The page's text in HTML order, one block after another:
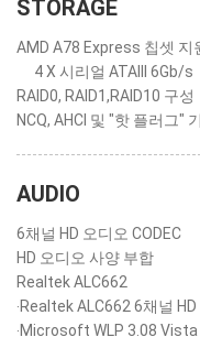
STORAGE
AMD A78 Express 칩셋 지
4 X 시리얼 ATAIII 6Gb/s
RAID0, RAID1,RAID10 구성
NCQ, AHCI 및 "핫 플러그"
AUDIO
6채널 HD 오디오 CODEC
HD 오디오 사양 부합
Realtek ALC662
‧Realtek ALC662 6채널
‧Microsoft WLP 3.08